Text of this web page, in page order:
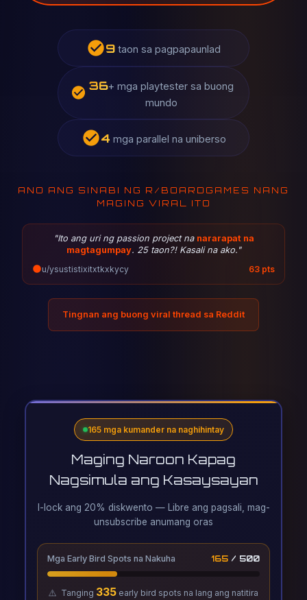
13 taon sa pagpapaunlad
53+ mga playtester sa buong
mundo
6 mga parallel na uniberso
ANO ANG SINABI NG R/BOARDGAMES NANG
MAGING VIRAL ITO
"Ito ang uri ng passion project na nararapat na
magtagumpay. 25 taon?! Kasali na ako."
u/ysustistixitxtkxkycy
63 pts
Tingnan ang buong viral thread sa Reddit
165 mga kumander na naghihintay
Maging Naroon Kapag
Nagsimula ang Kasaysayan
I-lock ang 20% diskwento — Libre ang pagsali, mag-
unsubscribe anumang oras
Mga Early Bird Spots na Nakuha 165 / 500
⚠️ Tanging 335 early bird spots na lang ang natitira